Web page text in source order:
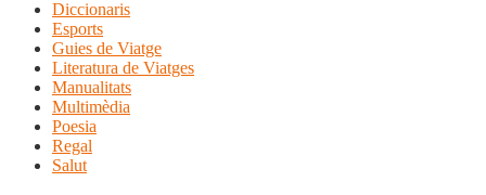
Diccionaris
Esports
Guies de Viatge
Literatura de Viatges
Manualitats
Multimèdia
Poesia
Regal
Salut